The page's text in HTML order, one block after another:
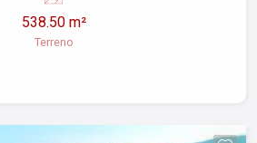
com o mar. Terreno à venda
Mar, bairro com portaria,
e acesso controlado, em
de construção mediante
538.50 m²
Terreno